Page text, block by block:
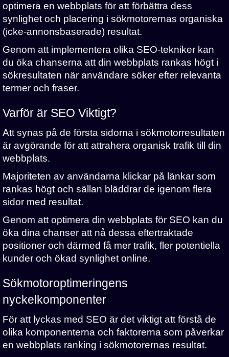
optimera en webbplats för att förbättra dess
synlighet och placering i sökmotorernas organiska
(icke-annonsbaserade) resultat.
Genom att implementera olika SEO-tekniker kan
du öka chanserna att din webbplats rankas högt i
sökresultaten när användare söker efter relevanta
termer och fraser.
Varför är SEO Viktigt?
Att synas på de första sidorna i sökmotorresultaten
är avgörande för att attrahera organisk trafik till din
webbplats.
Majoriteten av användarna klickar på länkar som
rankas högt och sällan bläddrar de igenom flera
sidor med resultat.
Genom att optimera din webbplats för SEO kan du
öka dina chanser att nå dessa eftertraktade
positioner och därmed få mer trafik, fler potentiella
kunder och ökad synlighet online.
Sökmotoroptimeringens
nyckelkomponenter
För att lyckas med SEO är det viktigt att förstå de
olika komponenterna och faktorerna som påverkar
en webbplats ranking i sökmotorernas resultat.